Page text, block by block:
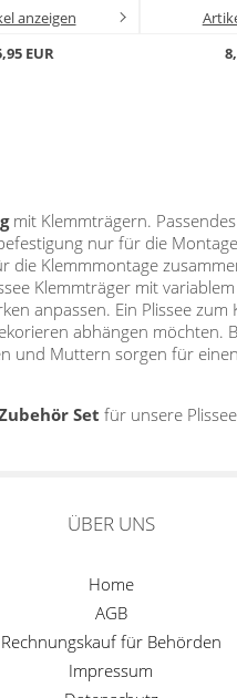
anzeigen
EUR
mit Klemmträgern.
nur für die
die Klemmmontage
Klemmträger mit
anpassen. Ein Plissee
abhängen möchten.
und Muttern sorgen für
Set für unsere
ÜBER UNS
Home
AGB
Rechnungskauf für Behörden
Impressum